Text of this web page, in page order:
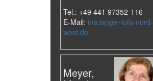
Tel.: +49 441 97352-116
E-Mail: ina.lange~lufa-nord-
west.de
Meyer,